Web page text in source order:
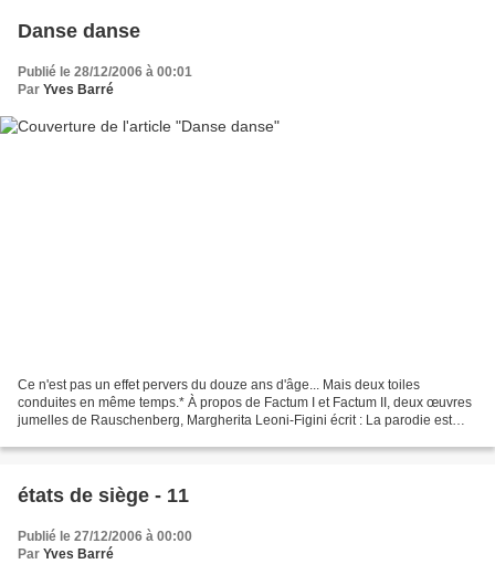
Danse danse
Publié le 28/12/2006 à 00:01
Par Yves Barré
Ce n'est pas un effet pervers du douze ans d'âge... Mais deux toiles
conduites en même temps.* À propos de Factum I et Factum II, deux œuvres
jumelles de Rauschenberg, Margherita Leoni-Figini écrit : La parodie est
états de siège - 11
Publié le 27/12/2006 à 00:00
Par Yves Barré